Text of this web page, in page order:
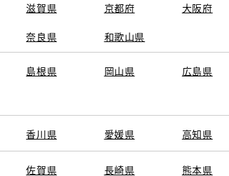
滋賀県 京都府 大阪府
奈良県 和歌山県
島根県 岡山県 広島県
香川県 愛媛県 高知県
佐賀県 長崎県 熊本県
トヨタ中古車オンラインストア
クルマ買取
トヨタレンタカー
TOYOTA SHARE
トヨタのau/UQ
反社会的勢力に対する基本方針企業情報 リコール情報